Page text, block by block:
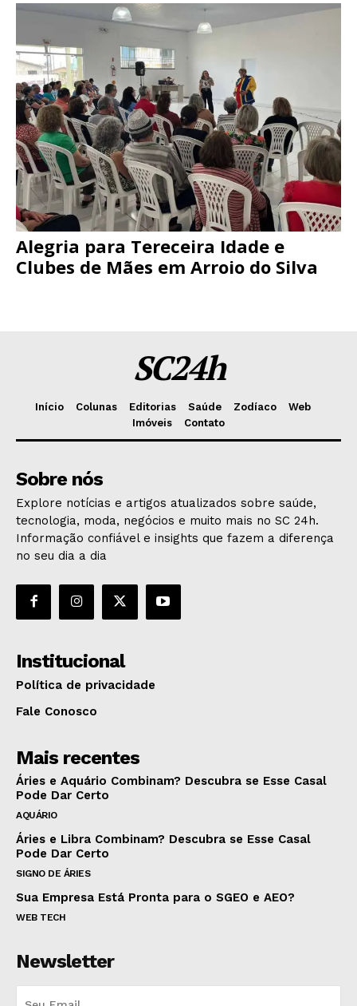
Alegria para Tereceira Idade e
Clubes de Mães em Arroio do Silva
SC24h
Início Colunas Editorias Saúde Zodíaco
Web
Imóveis
Contato
Sobre nós
Explore notícias e artigos atualizados sobre saúde,
tecnologia, moda, negócios e muito mais no SC 24h.
Informação confiável e insights que fazem a diferença
no seu dia a dia
Institucional
Política de privacidade
Fale Conosco
Mais recentes
Áries e Aquário Combinam? Descubra se Esse Casal
Pode Dar Certo
AQUÁRIO
Áries e Libra Combinam? Descubra se Esse Casal
Pode Dar Certo
SIGNO DE ÁRIES
Sua Empresa Está Pronta para o SGEO e AEO?
WEB TECH
Newsletter